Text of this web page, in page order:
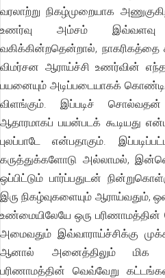
வரலாற்று நிகழ்முறையாக
உணர்வு அம்சம் இவ்வளவு
வகிக்கின்றதென்றால்,
விமர்சன ஆராய்ச்சி உணர்வின்
பயனையும் அடிப்படையாகக்
விளங்கும். இப்படிச்
ஆதாரமாகப் பயன்படக் கூடியது
புலப்பாடே என்பதாகும்.
கருத்துக்களோடு அல்லாமல்,
ஒப்பிட்டும் பார்ப்பதுடன்
இரு நிகழ்வுகளையும் ஆராய்வதும்,
உண்மையிலேயே ஒரு
அமைவதும் இவ்வாராய்ச்சிக்கு
ஆனால் அனைத்திலும் மிக
பரிணாமத்தின் வெவ்வேறு